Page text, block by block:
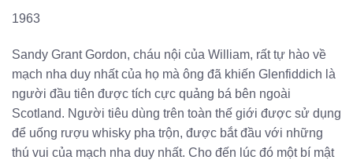
1963
Sandy Grant Gordon, cháu nội của William, rất tự hào về
mạch nha duy nhất của họ mà ông đã khiến Glenfiddich là
người đầu tiên được tích cực quảng bá bên ngoài
Scotland. Người tiêu dùng trên toàn thế giới được sử dụng
để uống rượu whisky pha trộn, được bắt đầu với những
thú vui của mạch nha duy nhất. Cho đến lúc đó một bí mật